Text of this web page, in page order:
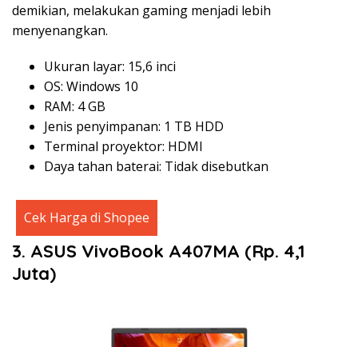
demikian, melakukan gaming menjadi lebih
menyenangkan.
Ukuran layar: 15,6 inci
OS: Windows 10
RAM: 4 GB
Jenis penyimpanan: 1 TB HDD
Terminal proyektor: HDMI
Daya tahan baterai: Tidak disebutkan
Cek Harga di Shopee
3. ASUS VivoBook A407MA (Rp. 4,1
Juta)